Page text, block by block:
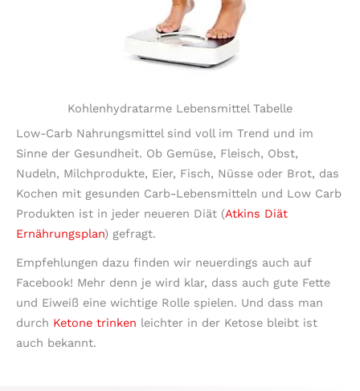
Kohlenhydratarme Lebensmittel Tabelle
Low-Carb Nahrungsmittel sind voll im Trend und im
Sinne der Gesundheit. Ob Gemüse, Fleisch, Obst,
Nudeln, Milchprodukte, Eier, Fisch, Nüsse oder Brot, das
Kochen mit gesunden Carb-Lebensmitteln und Low Carb
Produkten ist in jeder neueren Diät (Atkins Diät
Ernährungsplan) gefragt.
Empfehlungen dazu finden wir neuerdings auch auf
Facebook! Mehr denn je wird klar, dass auch gute Fette
und Eiweiß eine wichtige Rolle spielen. Und dass man
durch Ketone trinken leichter in der Ketose bleibt ist
auch bekannt.